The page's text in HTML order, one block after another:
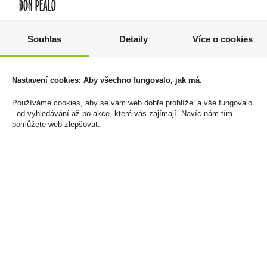
Kokosové 60g
19 Kč
Cena za:1 ks
Skladem:více než 500 ks
80g
19 Kč
Cena za:1 ks
Souhlas Detaily Více o cookies
Nastavení cookies: Aby všechno fungovalo, jak má.
Používáme cookies, aby se vám web dobře prohlížel a vše fungovalo
- od vyhledávání až po akce, které vás zajímají. Navíc nám tím
pomůžete web zlepšovat.